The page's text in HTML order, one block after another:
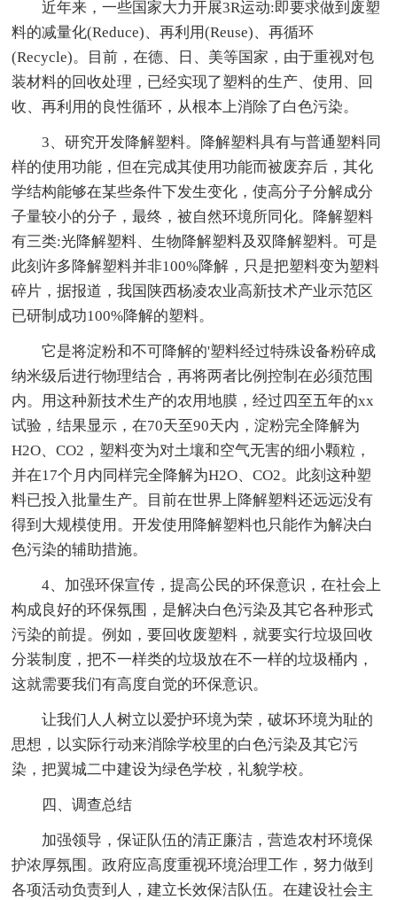
近年来，一些国家大力开展3R运动:即要求做到废塑
料的减量化(Reduce)、再利用(Reuse)、再循环
(Recycle)。目前，在德、日、美等国家，由于重视对包
装材料的回收处理，已经实现了塑料的生产、使用、回
收、再利用的良性循环，从根本上消除了白色污染。
3、研究开发降解塑料。降解塑料具有与普通塑料同
样的使用功能，但在完成其使用功能而被废弃后，其化
学结构能够在某些条件下发生变化，使高分子分解成分
子量较小的分子，最终，被自然环境所同化。降解塑料
有三类:光降解塑料、生物降解塑料及双降解塑料。可是
此刻许多降解塑料并非100%降解，只是把塑料变为塑料
碎片，据报道，我国陕西杨凌农业高新技术产业示范区
已研制成功100%降解的塑料。
它是将淀粉和不可降解的'塑料经过特殊设备粉碎成
纳米级后进行物理结合，再将两者比例控制在必须范围
内。用这种新技术生产的农用地膜，经过四至五年的xx
试验，结果显示，在70天至90天内，淀粉完全降解为
H2O、CO2，塑料变为对土壤和空气无害的细小颗粒，
并在17个月内同样完全降解为H2O、CO2。此刻这种塑
料已投入批量生产。目前在世界上降解塑料还远远没有
得到大规模使用。开发使用降解塑料也只能作为解决白
色污染的辅助措施。
4、加强环保宣传，提高公民的环保意识，在社会上
构成良好的环保氛围，是解决白色污染及其它各种形式
污染的前提。例如，要回收废塑料，就要实行垃圾回收
分装制度，把不一样类的垃圾放在不一样的垃圾桶内，
这就需要我们有高度自觉的环保意识。
让我们人人树立以爱护环境为荣，破坏环境为耻的
思想，以实际行动来消除学校里的白色污染及其它污
染，把翼城二中建设为绿色学校，礼貌学校。
四、调查总结
加强领导，保证队伍的清正廉洁，营造农村环境保
护浓厚氛围。政府应高度重视环境治理工作，努力做到
各项活动负责到人，建立长效保洁队伍。在建设社会主